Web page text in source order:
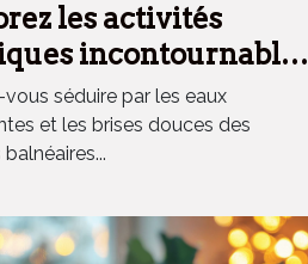
les activités
incontournables
balnéaire
séduire par les eaux
et les brises douces des